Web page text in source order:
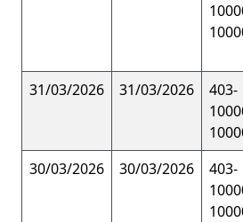
31/03/2026 31/03/2026
403-
30/03/2026 30/03/2026
403-